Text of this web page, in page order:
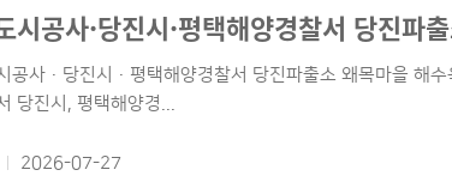
시공사·당진시·평택해양경찰서 당진파
공사·당진시·평택해양경찰서 당진파출소 왜목마을 해
당진시, 평택해양경...
2026-07-27